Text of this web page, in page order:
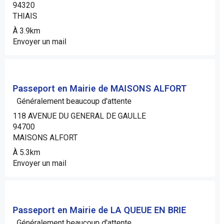
94320
THIAIS
À 3.9km
Envoyer un mail
Passeport en Mairie de MAISONS ALFORT
Généralement beaucoup d'attente
118 AVENUE DU GENERAL DE GAULLE
94700
MAISONS ALFORT
À 5.3km
Envoyer un mail
Passeport en Mairie de LA QUEUE EN BRIE